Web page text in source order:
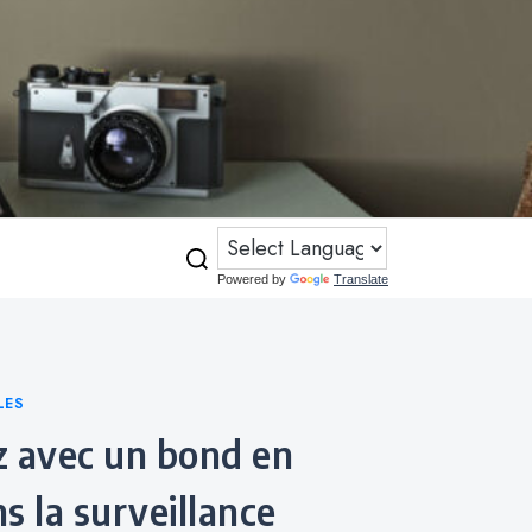
Powered by Translate
la surveillance